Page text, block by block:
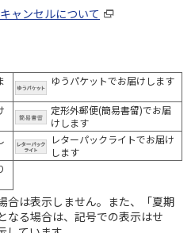
ャンセルについて
ゆうパケットでお届けします
定形外郵便(簡易書留)でお届
けします
レターパックライトでお届け
します
合は表示しません。また、「夏期
なる場合は、記号での表示はせ